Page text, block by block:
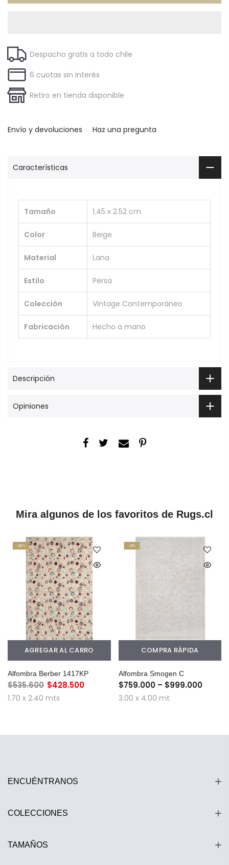
Despacho gratis a todo chile
6 cuotas sin interés
Retiro en tienda disponible
Envío y devoluciones Haz una pregunta
Características
Tamaño 1.45 x 2.52 cm
Color Beige
Material Lana
Estilo Persa
Colección Vintage Contemporáneo
Fabricación Hecho a mano
Descripción
Opiniones
Mira algunos de los favoritos de Rugs.cl
-20%
AGREGAR AL CARRO
Alfombra Berber 1417KP
$535.600 $428.500
1.70 x 2.40 mts
-21%
COMPRA RÁPIDA
Alfombra Smogen C
$759.000 – $999.000
3.00 x 4.00 mt
ENCUÉNTRANOS
COLECCIONES
TAMAÑOS